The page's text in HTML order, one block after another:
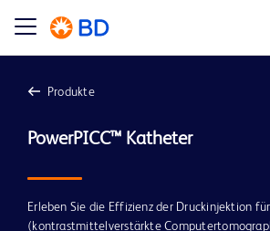
Produkte
PowerPICC™ Katheter
Erleben Sie die Effizienz der Druckinjektion für
(kontrastmittelverstärkte